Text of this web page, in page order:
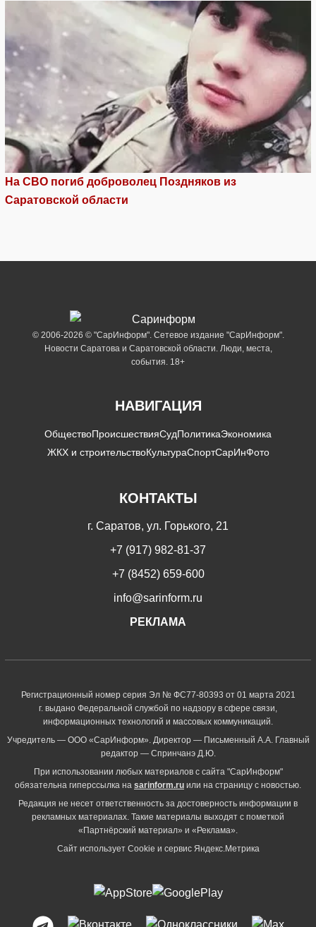
На СВО погиб доброволец Поздняков из
Саратовской области
© 2006-2026 © "СарИнформ". Сетевое издание "СарИнформ".
Новости Саратова и Саратовской области. Люди, места,
события. 18+
НАВИГАЦИЯ
ОбществоПроисшествияСудПолитикаЭкономика
ЖКХ и строительствоКультураСпортСарИнФото
КОНТАКТЫ
г. Саратов, ул. Горького, 21
+7 (917) 982-81-37
+7 (8452) 659-600
info@sarinform.ru
РЕКЛАМА
Регистрационный номер серия Эл № ФС77-80393 от 01 марта 2021
г. выдано Федеральной службой по надзору в сфере связи,
информационных технологий и массовых коммуникаций.
Учредитель — ООО «СарИнформ». Директор — Письменный А.А. Главный
редактор — Спринчанэ Д.Ю.
При использовании любых материалов с сайта "СарИнформ"
обязательна гиперссылка на sarinform.ru или на страницу с новостью.
Редакция не несет ответственность за достоверность информации в
рекламных материалах. Такие материалы выходят с пометкой
«Партнёрский материал» и «Реклама».
Сайт использует Cookie и сервиc Яндекс.Метрика